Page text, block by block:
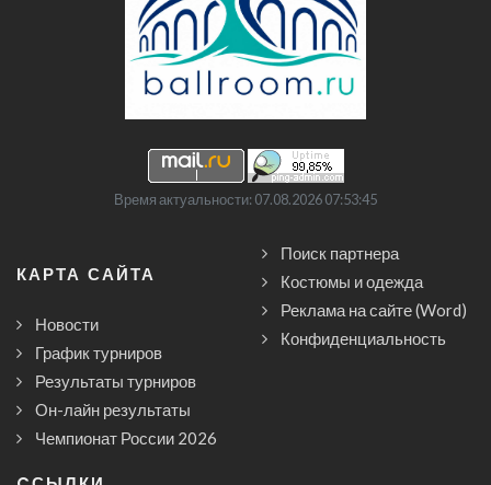
Время актуальности: 07.08.2026 07:53:45
КАРТА САЙТА
Новости
График турниров
Результаты турниров
Он-лайн результаты
Чемпионат России 2026
Поиск партнера
Костюмы и одежда
Реклама на сайте (Word)
Конфиденциальность